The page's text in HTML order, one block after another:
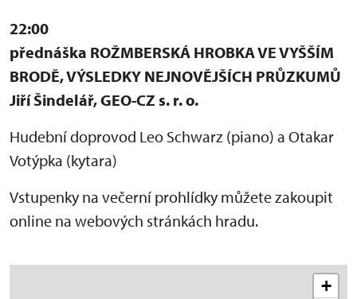
22:00
přednáška ROŽMBERSKÁ HROBKA VE VYŠŠÍM
BRODĚ, VÝSLEDKY NEJNOVĚJŠÍCH PRŮZKUMŮ
Jiří Šindelář, GEO-CZ s. r. o.
Hudební doprovod Leo Schwarz (piano) a Otakar
Votýpka (kytara)
Vstupenky na večerní prohlídky můžete zakoupit
online na webových stránkách hradu.
+